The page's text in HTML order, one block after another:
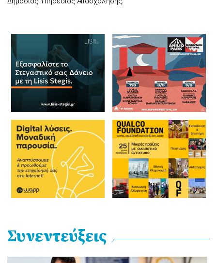
Συνεντεύξεις